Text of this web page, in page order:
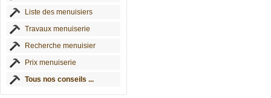
Liste des menuisiers
Travaux menuiserie
Recherche menuisier
Prix menuiserie
Tous nos conseils ...